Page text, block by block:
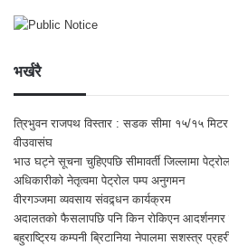
भर्खरै
त्रिभुवन राजपथ विस्तार : सडक सीमा १५/१५ मिटर
वीउवासंघ
भाउ घट्ने सूचना चुहिएपछि सीमावर्ती जिल्लामा
अधिकारीको नेतृत्वमा पेट्रोल पम्प अनुगमन
वीरगञ्जमा व्यवसाय संवद्र्धन कार्यक्रम
अदालतको फैसलापछि पनि किन रोकिएन आदर्शनगर
बहुराष्ट्रिय कम्पनी ब्रिटानिया नेपालमा सशस्त्र